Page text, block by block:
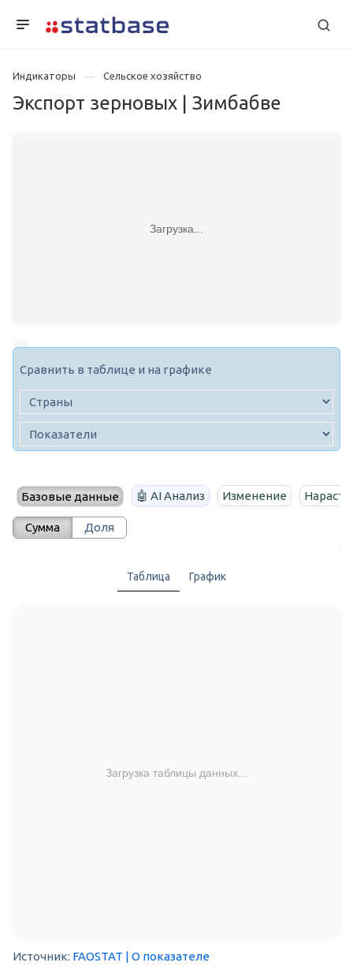
Индикаторы Сельское хозяйство
Экспорт зерновых | Зимбабве
Загрузка...
Сравнить в таблице и на графике
Базовые данные 🤖 AI Анализ Изменение
Сумма Доля
Таблица График
Загрузка таблицы данных...
Источник: FAOSTAT | О показателе